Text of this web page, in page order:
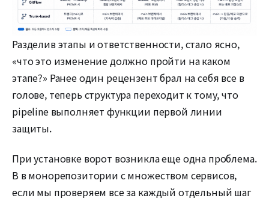
Разделив этапы и ответственности, стало ясно,
«что это изменение должно пройти на каком
этапе?» Ранее один рецензент брал на себя все в
голове, теперь структура переходит к тому, что
pipeline выполняет функции первой линии
защиты.
При установке ворот возникла еще одна проблема.
В в монорепозитории с множеством сервисов,
если мы проверяем все за каждый отдельный шаг